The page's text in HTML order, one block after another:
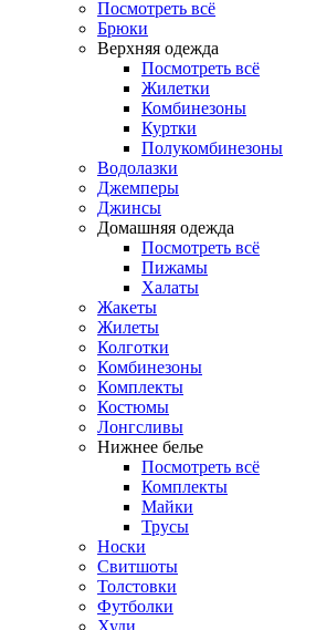
Посмотреть всё
Брюки
Верхняя одежда
Посмотреть всё
Жилетки
Комбинезоны
Куртки
Полукомбинезоны
Водолазки
Джемперы
Джинсы
Домашняя одежда
Посмотреть всё
Пижамы
Халаты
Жакеты
Жилеты
Колготки
Комбинезоны
Комплекты
Костюмы
Лонгсливы
Нижнее белье
Посмотреть всё
Комплекты
Майки
Трусы
Носки
Свитшоты
Толстовки
Футболки
Худи